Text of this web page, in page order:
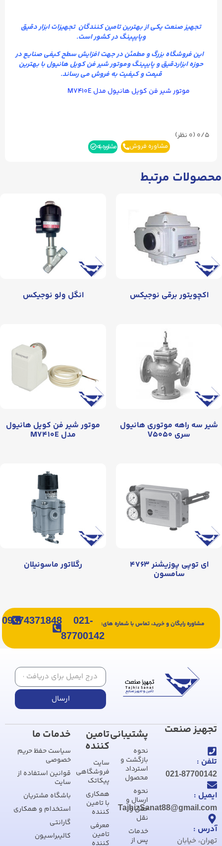
تجهیز صنعتیکی از بهترین تامین کنندگان تجهیزات ابزار دقیق
وپایپینگ در کشور است.
این فروشگاه بزرگ و مطمئن در جهت افزایش سطح کیفی صنایع در
حوزه ابزاردقیق و پایپینگ وموتور شیر فن کویل هانیولبا بهترین
قیمت و کیفیت به فروش می رساند.
موتور شیر فن کویل هانیول مدل M۷۴۱۰E
0/5 (۰ نظر)
مشاوره فروش مشاوره بله
محصولات مرتبط
اکچویتور برقی نوجیکس انگل ولو نوجیکس
شیر سه راهه موتوری هانیول
سری V۵۰۵۰
موتور شیر فن کویل هانیول
مدل M۷۴۱۰E
ای توپی پوزیشنر ۴۷۶۳
سامسون
رگلاتور ماسونیلان
مشاوره رایگان و خرید، تماس با شماره های:
021-
87700142
09374371848
ارسال
تجهیز صنعت
تلفن :
021-87700142
ایمیل :
TajhizSanat88@gmail.com
آدرس :
تهران، خیابان
پشتیبانی
نحوه
بازگشت و
استرداد
محصول
نحوه
ارسال و
حمل و
نقل
خدمات
پس از
تامین
کننده
سایت
فروشگاهی
پیکاتک
همکاری
با تامین
کننده
معرفی
تامین
کننده
خدمات ما
سیاست حفظ حریم
خصوصی
قوانین استفاده از
سایت
باشگاه مشتریان
استخدام و همکاری
گارانتی
کالیبراسیون